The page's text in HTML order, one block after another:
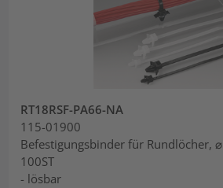
RT18RSF-PA66-NA
115-01900
Befestigungsbinder für Rundlöcher,
100ST
- lösbar